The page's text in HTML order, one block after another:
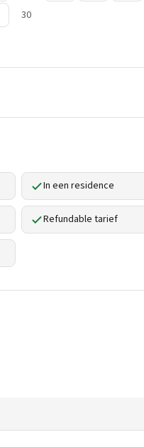
30
In een residence
Refundable tarief